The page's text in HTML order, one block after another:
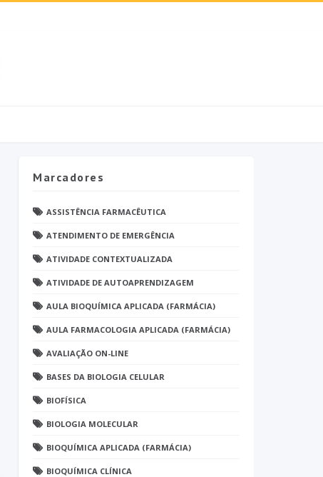
Marcadores
ASSISTÊNCIA FARMACÊUTICA
ATENDIMENTO DE EMERGÊNCIA
ATIVIDADE CONTEXTUALIZADA
ATIVIDADE DE AUTOAPRENDIZAGEM
AULA BIOQUÍMICA APLICADA (FARMÁCIA)
AULA FARMACOLOGIA APLICADA (FARMÁCIA)
AVALIAÇÃO ON-LINE
BASES DA BIOLOGIA CELULAR
BIOFÍSICA
BIOLOGIA MOLECULAR
BIOQUÍMICA APLICADA (FARMÁCIA)
BIOQUÍMICA CLÍNICA